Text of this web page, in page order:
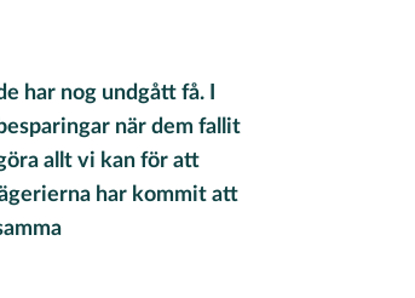
har nog undgått få. I
när dem fallit
allt vi kan för att
har kommit att